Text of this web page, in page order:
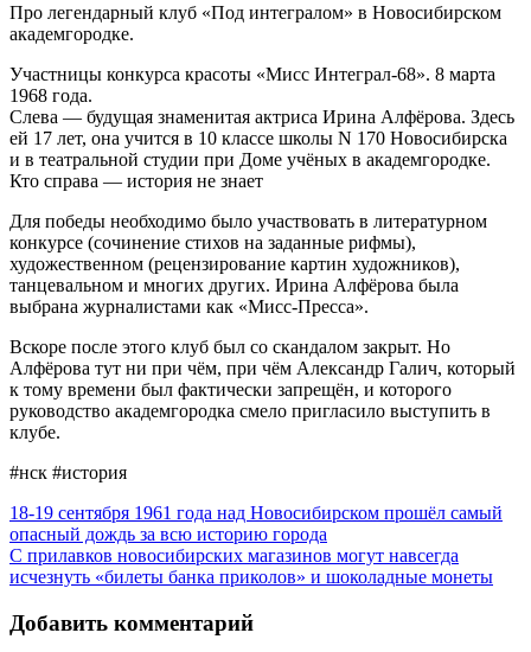
Про легендарный клуб «Под интегралом» в Новосибирском
академгородке.
Участницы конкурса красоты «Мисс Интеграл-68». 8 марта
1968 года.
Слева — будущая знаменитая актриса Ирина Алфёрова. Здесь
ей 17 лет, она учится в 10 классе школы N 170 Новосибирска
и в театральной студии при Доме учёных в академгородке.
Кто справа — история не знает
Для победы необходимо было участвовать в литературном
конкурсе (сочинение стихов на заданные рифмы),
художественном (рецензирование картин художников),
танцевальном и многих других. Ирина Алфёрова была
выбрана журналистами как «Мисс-Пресса».
Вскоре после этого клуб был со скандалом закрыт. Но
Алфёрова тут ни при чём, при чём Александр Галич, который
к тому времени был фактически запрещён, и которого
руководство академгородка смело пригласило выступить в
клубе.
#нск #история
18-19 сентября 1961 года над Новосибирском прошёл самый
опасный дождь за всю историю города
С прилавков новосибирских магазинов могут навсегда
исчезнуть «билеты банка приколов» и шоколадные монеты
Добавить комментарий